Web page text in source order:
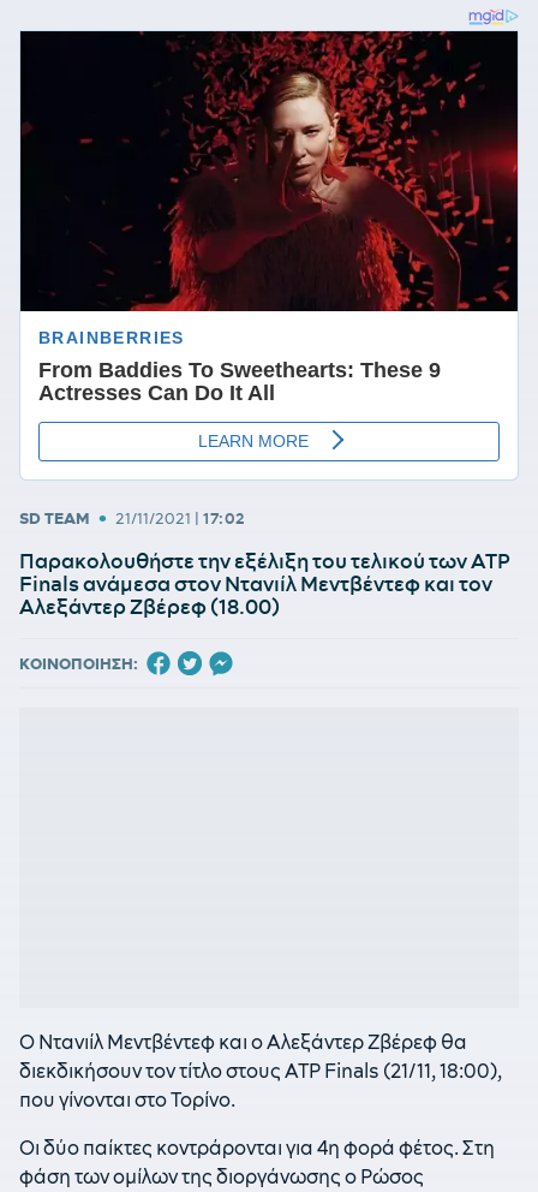
SD TEAM • 21/11/2021 | 17:02
Παρακολουθήστε την εξέλιξη του τελικού των ATP
Finals ανάμεσα στον Ντανιίλ Μεντβέντεφ και τον
Αλεξάντερ Ζβέρεφ (18.00)
ΚΟΙΝΟΠΟΙΗΣΗ:
Ο Ντανιίλ Μεντβέντεφ και ο Αλεξάντερ Ζβέρεφ θα
διεκδικήσουν τον τίτλο στους ATP Finals (21/11, 18:00),
που γίνονται στο Τορίνο.
Οι δύο παίκτες κοντράρονται για 4η φορά φέτος. Στη
φάση των ομίλων της διοργάνωσης ο Ρώσος